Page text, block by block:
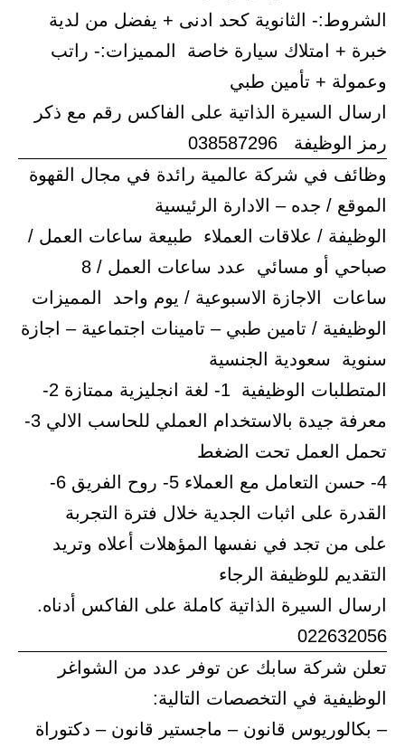
الشروط:- الثانوية كحد ادنى + يفضل من لدية
خبرة + امتلاك سيارة خاصة المميزات:- راتب
وعمولة + تأمين طبي
ارسال السيرة الذاتية على الفاكس رقم مع ذكر
رمز الوظيفة 038587296
وظائف في شركة عالمية رائدة في مجال القهوة
الموقع / جده – الادارة الرئيسية
الوظيفة / علاقات العملاء طبيعة ساعات العمل /
صباحي أو مسائي عدد ساعات العمل / 8
ساعات الاجازة الاسبوعية / يوم واحد المميزات
الوظيفية / تامين طبي – تامينات اجتماعية – اجازة
سنوية سعودية الجنسية
المتطلبات الوظيفية 1- لغة انجليزية ممتازة 2-
معرفة جيدة بالاستخدام العملي للحاسب الالي 3-
تحمل العمل تحت الضغط
4- حسن التعامل مع العملاء 5- روح الفريق 6-
القدرة على اثبات الجدية خلال فترة التجربة
على من تجد في نفسها المؤهلات أعلاه وتريد
التقديم للوظيفة الرجاء
ارسال السيرة الذاتية كاملة على الفاكس أدناه.
022632056
تعلن شركة سابك عن توفر عدد من الشواغر
الوظيفية في التخصصات التالية:
– بكالوريوس قانون – ماجستير قانون – دكتوراة